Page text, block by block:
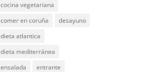
cocina vegetariana
comer en coruña
desayuno
dieta atlantica
dieta mediterránea
ensalada
entrante